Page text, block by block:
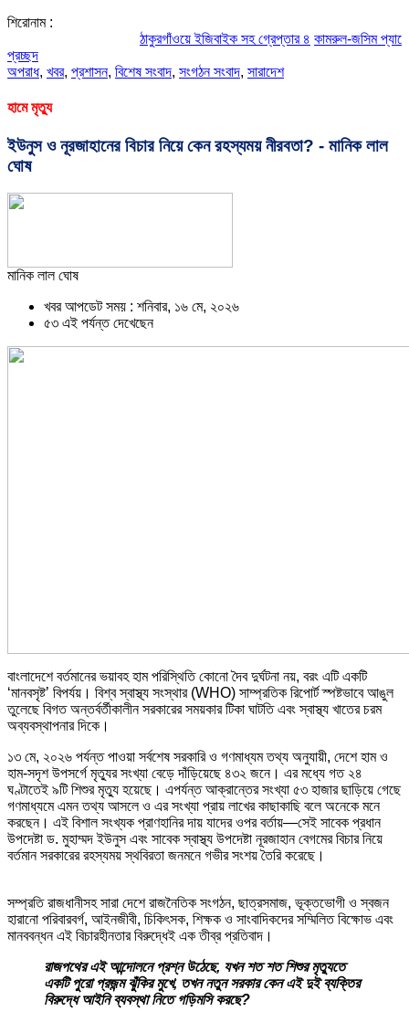
শিরোনাম :
ঠাকুরগাঁওয়ে ইজিবাইক সহ গ্রেপ্তার ৪ কামরুল-জসিম প্যানেলের
প্রচ্ছদ
অপরাধ, খবর, প্রশাসন, বিশেষ সংবাদ, সংগঠন সংবাদ, সারাদেশ
হামে মৃত্যু
ইউনুস ও নূরজাহানের বিচার নিয়ে কেন রহস্যময় নীরবতা? ​- মানিক লাল
ঘোষ
মানিক লাল ঘোষ
খবর আপডেট সময় : শনিবার, ১৬ মে, ২০২৬
৫৩ এই পর্যন্ত দেখেছেন
বাংলাদেশে বর্তমানের ভয়াবহ হাম পরিস্থিতি কোনো দৈব দুর্ঘটনা নয়, বরং এটি একটি
‘মানবসৃষ্ট’ বিপর্যয়। বিশ্ব স্বাস্থ্য সংস্থার (WHO) সাম্প্রতিক রিপোর্ট স্পষ্টভাবে আঙুল
তুলেছে বিগত অন্তর্বর্তীকালীন সরকারের সময়কার টিকা ঘাটতি এবং স্বাস্থ্য খাতের চরম
অব্যবস্থাপনার দিকে।
১৩ মে, ২০২৬ পর্যন্ত পাওয়া সর্বশেষ সরকারি ও গণমাধ্যম তথ্য অনুযায়ী, দেশে হাম ও
হাম-সদৃশ উপসর্গে মৃত্যুর সংখ্যা বেড়ে দাঁড়িয়েছে ৪৩২ জনে। এর মধ্যে গত ২৪
ঘণ্টাতেই ৯টি শিশুর মৃত্যু হয়েছে। এপর্যন্ত আক্রান্তের সংখ্যা ৫৩ হাজার ছাড়িয়ে গেছে
গণমাধ্যমে এমন তথ্য আসলে ও এর সংখ্যা প্রায় লাখের কাছাকাছি বলে অনেকে মনে
করছেন। এই বিশাল সংখ্যক প্রাণহানির দায় যাদের ওপর বর্তায়—সেই সাবেক প্রধান
উপদেষ্টা ড. মুহাম্মদ ইউনুস এবং সাবেক স্বাস্থ্য উপদেষ্টা নূরজাহান বেগমের বিচার নিয়ে
বর্তমান সরকারের রহস্যময় স্থবিরতা জনমনে গভীর সংশয় তৈরি করেছে।
সম্প্রতি রাজধানীসহ সারা দেশে রাজনৈতিক সংগঠন, ছাত্রসমাজ, ভূক্তভোগী ও স্বজন
হারানো পরিবারবর্গ, আইনজীবী, চিকিৎসক, শিক্ষক ও সাংবাদিকদের সম্মিলিত বিক্ষোভ এবং
মানববন্ধন এই বিচারহীনতার বিরুদ্ধেই এক তীব্র প্রতিবাদ।
রাজপথের এই আন্দোলনে প্রশ্ন উঠেছে, যখন শত শত শিশুর মৃত্যুতে
একটি পুরো প্রজন্ম ঝুঁকির মুখে, তখন নতুন সরকার কেন এই দুই ব্যক্তির
বিরুদ্ধে আইনি ব্যবস্থা নিতে গড়িমসি করছে?